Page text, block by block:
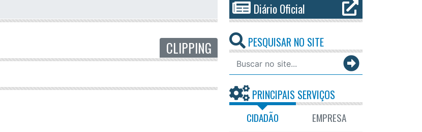
CLIPPING
Diário Oficial
PESQUISAR NO SITE
PRINCIPAIS SERVIÇOS
CIDADÃO EMPRESA